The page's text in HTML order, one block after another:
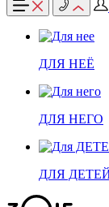
ДЛЯ НЕЁ
ДЛЯ НЕГО
ДЛЯ